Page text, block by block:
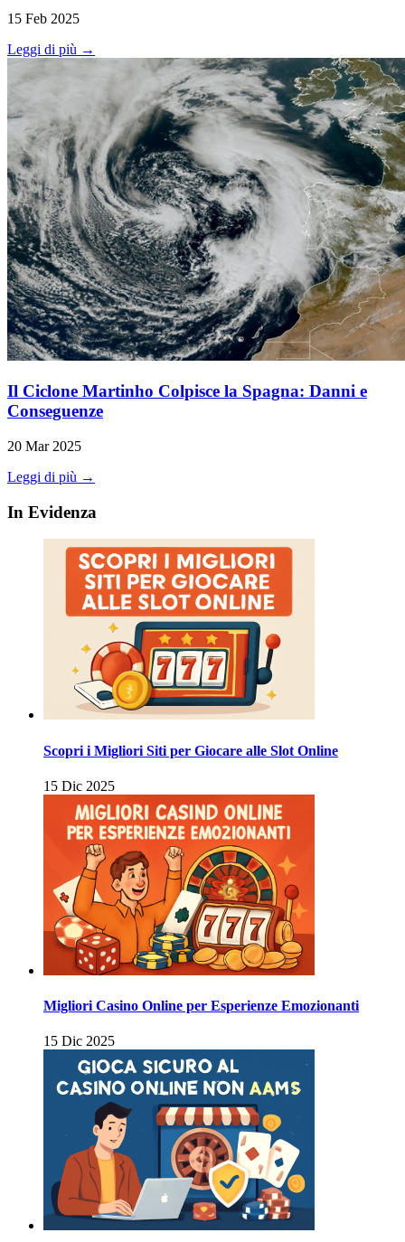
15 Feb 2025
Leggi di più →
Il Ciclone Martinho Colpisce la Spagna: Danni e
Conseguenze
20 Mar 2025
Leggi di più →
In Evidenza
Scopri i Migliori Siti per Giocare alle Slot Online
15 Dic 2025
Migliori Casino Online per Esperienze Emozionanti
15 Dic 2025